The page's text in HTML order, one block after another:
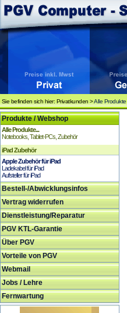
Sie befinden sich hier: Privatkunden >Alle Produkte
Produkte / Webshop
Alle Produkte...
Notebooks, Tablet-PCs, Zubehör
iPad Zubehör
Apple Zubehör für iPad
Ladekabel für iPad
Aufsteller für iPad
Bestell-/Abwicklungsinfos
Vertrag widerrufen
Dienstleistung/Reparatur
PGV KTL-Garantie
Über PGV
Vorteile von PGV
Webmail
Jobs / Lehre
Fernwartung